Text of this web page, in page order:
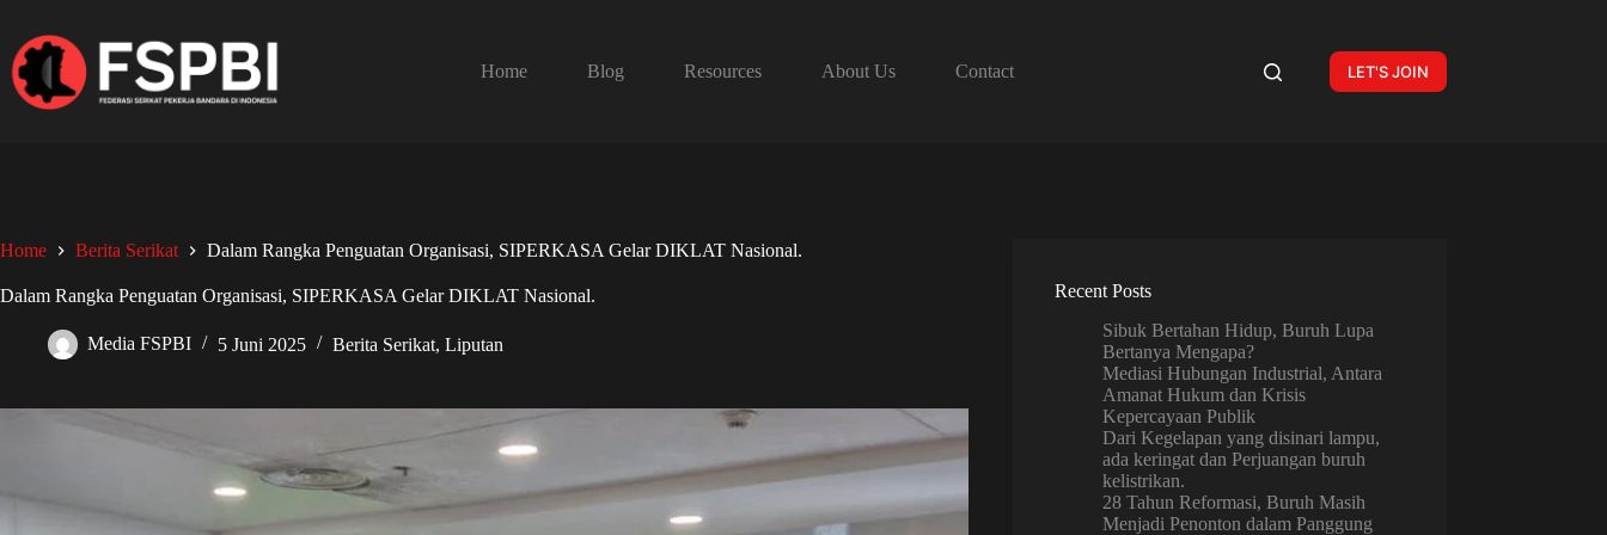
Home Blog Resources About Us Contact LET'S JOIN
Home Berita Serikat Dalam Rangka Penguatan Organisasi, SIPERKASA Gelar DIKLAT Nasional.
Dalam Rangka Penguatan Organisasi, SIPERKASA Gelar DIKLAT Nasional.
Media FSPBI 5 Juni 2025 Berita Serikat, Liputan
Recent Posts
Sibuk Bertahan Hidup, Buruh Lupa
Bertanya Mengapa?
Mediasi Hubungan Industrial, Antara
Amanat Hukum dan Krisis
Kepercayaan Publik
Dari Kegelapan yang disinari lampu,
ada keringat dan Perjuangan buruh
kelistrikan.
28 Tahun Reformasi, Buruh Masih
Menjadi Penonton dalam Panggung